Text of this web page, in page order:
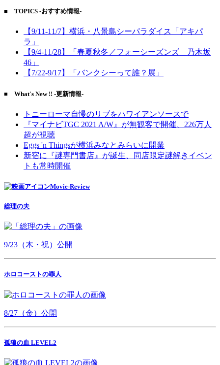
■ TOPICS -おすすめ情報-
【9/11-11/7】横浜・八景島シーパラダイス「アキパ
ラ」
【9/4-11/28】「春夏秋冬／フォーシーズンズ 乃木坂
46」
【7/22-9/17】「バンクシーって誰？展」
■ What's New !! -更新情報-
トニーローマ自慢のリブをハワイアンソースで
『マイナビTGC 2021 A/W』が無観客で開催、226万人
超が視聴
Eggs 'n Thingsが横浜みなとみらいに開業
新宿に『謎専門書店』が誕生、同店限定謎解きイベン
トも常時開催
Movie-Review
総理の夫
9/23（木・祝）公開
ホロコーストの罪人
8/27（金）公開
孤狼の血 LEVEL2